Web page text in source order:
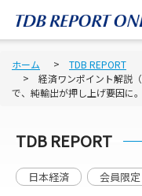
ホーム
TDB REPORT
経済ワンポイント解説
で、純輸出が押し上げ要因に
TDB REPORT
日本経済 会員限定